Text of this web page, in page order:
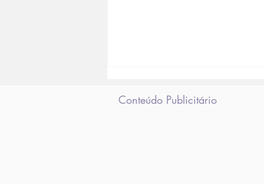
Conteúdo Publicitário